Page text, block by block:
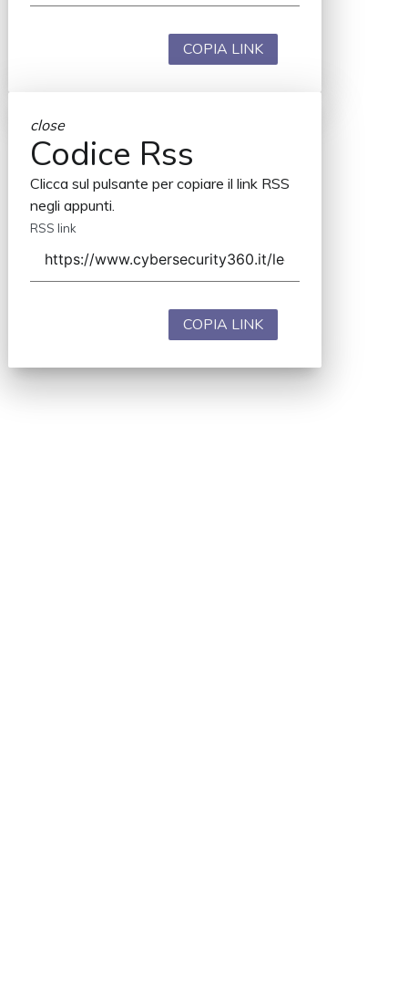
COPIA LINK
close
Codice Rss
Clicca sul pulsante per copiare il link RSS
negli appunti.
RSS link
COPIA LINK